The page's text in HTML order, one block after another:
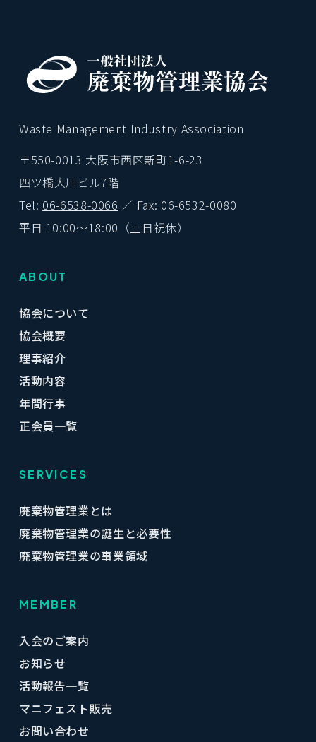
Waste Management Industry Association
〒550-0013 大阪市西区新町1-6-23
四ツ橋大川ビル7階
Tel: 06-6538-0066 ／ Fax: 06-6532-0080
平日 10:00〜18:00（土日祝休）
ABOUT
協会について
協会概要
理事紹介
活動内容
年間行事
正会員一覧
SERVICES
廃棄物管理業とは
廃棄物管理業の誕生と必要性
廃棄物管理業の事業領域
MEMBER
入会のご案内
お知らせ
活動報告一覧
マニフェスト販売
お問い合わせ